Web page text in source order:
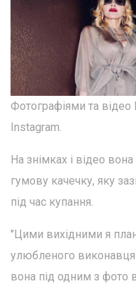
Фотографіями та
Instagram.
На знімках і відео
гумову качечку, яку
під час купання.
"Цими вихідними я
улюбленого
вона під одним з фото в